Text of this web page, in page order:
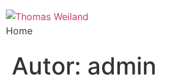
Home
Autor: admin